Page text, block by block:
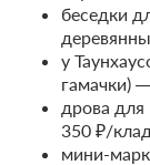
беседки
у
гамачки)
дрова
350 ₽/
мини-